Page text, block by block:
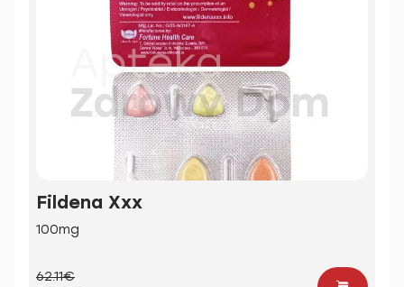
Fildena Xxx
100mg
62.11€